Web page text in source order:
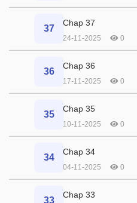
37
Chap 37
24-11-2025 0
36
Chap 36
17-11-2025 0
35
Chap 35
10-11-2025 0
34
Chap 34
04-11-2025 0
33
Chap 33